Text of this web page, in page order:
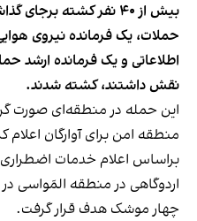
بیش از ۴۰ نفر کشته
حملات، یک فرمانده نیروی
اطلاعاتی و یک فرمانده ارشد
نقش داشتند، کشته شدند.
این حمله در منطقه‌ای صورت
منطقه امن برای آوارگان اعلام
براساس اعلام خدمات
اردوگاهی در منطقه المَواسی
چهار موشک هدف قرار گرفت.